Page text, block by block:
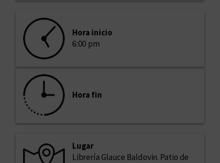
Hora inicio
6:00 pm
Hora fin
Lugar
Librería Glauce Baldovin. Patio de